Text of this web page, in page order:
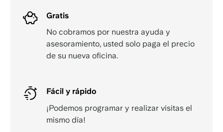
Gratis
No cobramos por nuestra ayuda y
asesoramiento, usted solo paga el precio
de su nueva oficina.
Fácil y rápido
¡Podemos programar y realizar visitas el
mismo día!